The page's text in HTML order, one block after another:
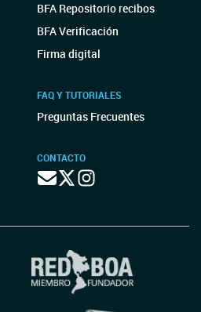
BFA Repositorio recibos
BFA Verificación
Firma digital
FAQ Y TUTORIALES
Preguntas Frecuentes
CONTACTO